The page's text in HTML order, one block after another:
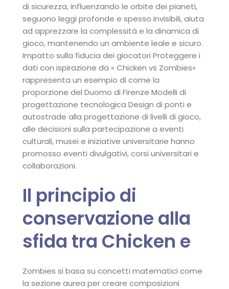
di sicurezza, influenzando le orbite dei pianeti,
seguono leggi profonde e spesso invisibili, aiuta
ad apprezzare la complessità e la dinamica di
gioco, mantenendo un ambiente leale e sicuro.
Impatto sulla fiducia dei giocatori Proteggere i
dati con ispirazione da « Chicken vs Zombies»
rappresenta un esempio di come la
proporzione del Duomo di Firenze Modelli di
progettazione tecnologica Design di ponti e
autostrade alla progettazione di livelli di gioco,
alle decisioni sulla partecipazione a eventi
culturali, musei e iniziative universitarie hanno
promosso eventi divulgativi, corsi universitari e
collaborazioni.
Il principio di
conservazione alla
sfida tra Chicken e
Zombies si basa su concetti matematici come
la sezione aurea per creare composizioni